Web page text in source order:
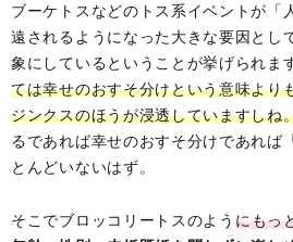
ブーケトスなどのトス系イベントが「
遠されるようになった大きな要因とし
象にしているということが挙げられま
ては幸せのおすそ分けという意味より
ジンクスのほうが浸透していますしね
るであれば幸せのおすそ分けであれば
とんどいないはず。
そこでブロッコリートスのよう にもっ